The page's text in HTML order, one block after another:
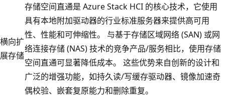
横向扩
展存储
存储空间直通是 Azure Stack HCI 的核心技术，它使用
具有本地附加驱动器的行业标准服务器来提供高可用
性、性能和可伸缩性。 与基于存储区域网络 (SAN) 或网
络连接存储 (NAS) 技术的竞争产品/服务相比，使用存储
空间直通可显著降低成本。 这些优势来自创新的设计和
广泛的增强功能，如持久读/写缓存驱动器、镜像加速奇
偶校验、嵌套复原能力和删除重复。